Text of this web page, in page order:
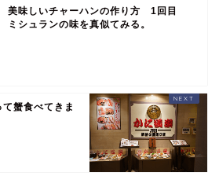
美味しいチャーハンの作り方 1回目
ミシュランの味を真似てみる。
蟹食べてきま